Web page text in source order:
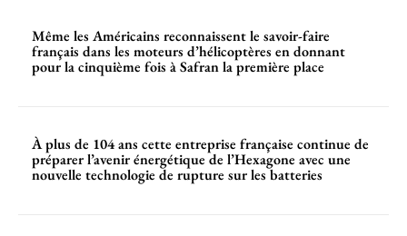
Même les Américains reconnaissent le savoir-faire
français dans les moteurs d’hélicoptères en donnant
pour la cinquième fois à Safran la première place
À plus de 104 ans cette entreprise française continue de
préparer l’avenir énergétique de l’Hexagone avec une
nouvelle technologie de rupture sur les batteries